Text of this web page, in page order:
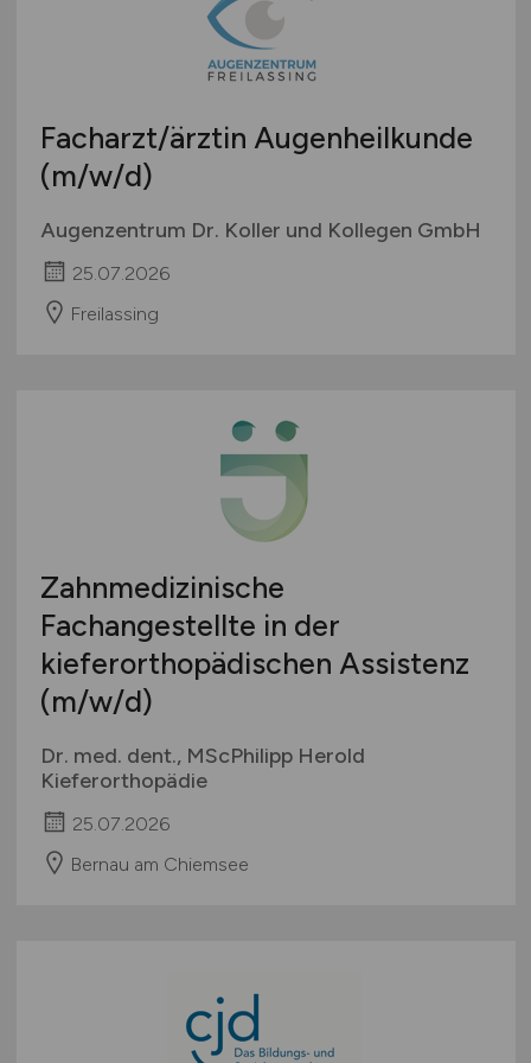
Facharzt/ärztin Augenheilkunde
(m/w/d)
Augenzentrum Dr. Koller und Kollegen GmbH
25.07.2026
Freilassing
Zahnmedizinische
Fachangestellte in der
kieferorthopädischen Assistenz
(m/w/d)
Dr. med. dent., MScPhilipp Herold
Kieferorthopädie
25.07.2026
Bernau am Chiemsee